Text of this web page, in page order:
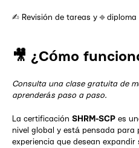
✍︎ Revisión de tareas y ⎆
🎥 ¿Cómo
Consulta una clase gratuita de
aprenderás paso a paso.
La certificación SHRM-SCP es
nivel global y está pensada para
experiencia que desean